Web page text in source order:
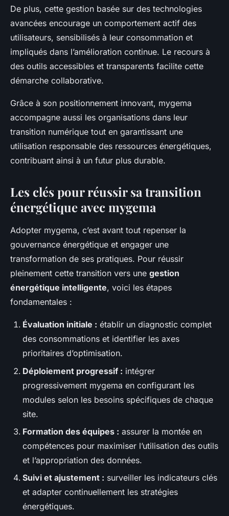
De plus, cette gestion basée sur des technologies
avancées encourage un comportement actif des
utilisateurs, sensibilisés à leur consommation et
impliqués dans l’amélioration continue. Le recours à
des outils accessibles et transparents facilite cette
démarche collaborative.
Grâce à son positionnement innovant, mygema
accompagne aussi les organisations dans leur
transition numérique tout en garantissant une
utilisation responsable des ressources énergétiques,
contribuant ainsi à un futur plus durable.
Les clés pour réussir sa transition
énergétique avec mygema
Adopter mygema, c’est avant tout repenser la
gouvernance énergétique et engager une
transformation de ses pratiques. Pour réussir
pleinement cette transition vers une gestion
énergétique intelligente, voici les étapes
fondamentales :
Évaluation initiale : établir un diagnostic complet
des consommations et identifier les axes
prioritaires d’optimisation.
Déploiement progressif : intégrer
progressivement mygema en configurant les
modules selon les besoins spécifiques de chaque
site.
Formation des équipes : assurer la montée en
compétences pour maximiser l’utilisation des outils
et l’appropriation des données.
Suivi et ajustement : surveiller les indicateurs clés
et adapter continuellement les stratégies
énergétiques.